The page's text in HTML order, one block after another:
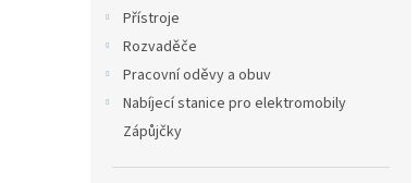
Přístroje
Rozvaděče
Pracovní oděvy a obuv
Nabíjecí stanice pro elektromobily
Zápůjčky